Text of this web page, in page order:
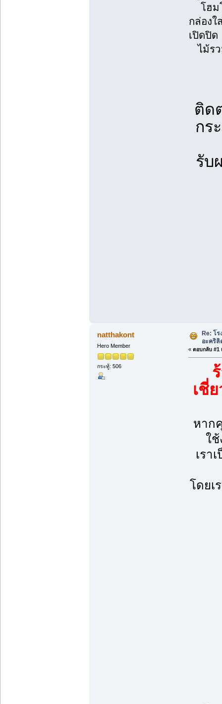
โฮม
กล่อง
เปิดปิด
ไม้ร
ติด
กร
รับ
natthakont
Hero Member
กระทู้: 506
Re: โ
อะคริลิ
« ตอบกลับ #1
เชี่
หาก
ใ
เรา
โดยเ